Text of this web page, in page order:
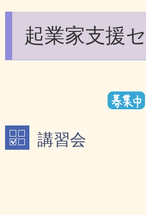
起業家支援
講習会